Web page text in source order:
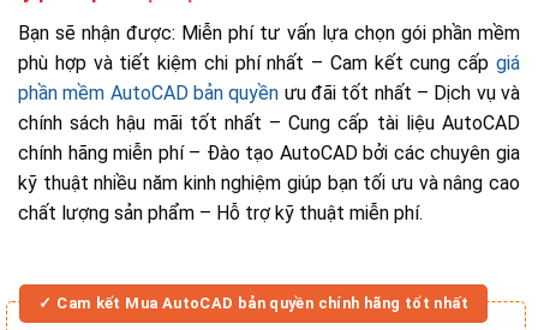
Bạn sẽ nhận được: Miễn phí tư vấn lựa chọn gói phần mềm
phù hợp và tiết kiệm chi phí nhất – Cam kết cung cấp giá
phần mềm AutoCAD bản quyền ưu đãi tốt nhất – Dịch vụ và
chính sách hậu mãi tốt nhất – Cung cấp tài liệu AutoCAD
chính hãng miễn phí – Đào tạo AutoCAD bởi các chuyên gia
kỹ thuật nhiều năm kinh nghiệm giúp bạn tối ưu và nâng cao
chất lượng sản phẩm – Hỗ trợ kỹ thuật miễn phí.
✓ Cam kết Mua AutoCAD bản quyền chính hãng tốt nhất